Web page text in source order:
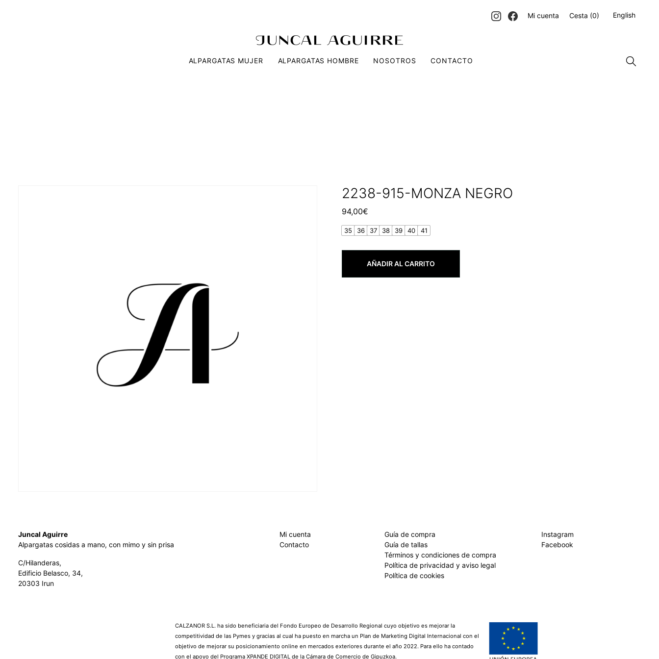
Mi cuenta Cesta (0) English
ALPARGATAS MUJER ALPARGATAS HOMBRE NOSOTROS CONTACTO
2238-915-MONZA NEGRO
94,00€
35 36 37 38 39 40 41
AÑADIR AL CARRITO
Juncal Aguirre
Alpargatas cosidas a mano, con mimo y sin prisa
C/Hilanderas,
Edificio Belasco, 34,
20303 Irun
Mi cuenta
Contacto
Guía de compra
Guía de tallas
Términos y condiciones de compra
Política de privacidad y aviso legal
Política de cookies
Instagram
Facebook
CALZANOR S.L. ha sido beneficiaria del Fondo Europeo de Desarrollo Regional cuyo objetivo es mejorar la
competitividad de las Pymes y gracias al cual ha puesto en marcha un Plan de Marketing Digital Internacional con el
objetivo de mejorar su posicionamiento online en mercados exteriores durante el año 2022. Para ello ha contado
con el apoyo del Programa XPANDE DIGITAL de la Cámara de Comercio de Gipuzkoa.